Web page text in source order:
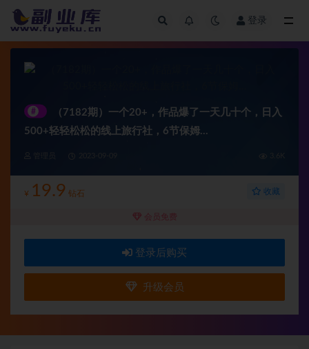
登录
#
（7182期）一个20+，作品爆了一天几十个，日入
500+轻轻松松的线上旅行社，6节保姆…
¥ 19.9 钻石 收藏
会员免费
登录后购买
升级会员